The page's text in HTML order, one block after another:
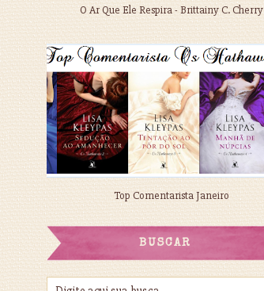
O Ar Que Ele Respira - Brittainy C. Cherry
Top Comentarista Janeiro
BUSCAR